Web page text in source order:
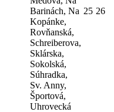
Barinách, Na
Kopánke,
Rovňanská,
Schreiberova,
Sklárska,
Sokolská,
Súhradka,
Sv. Anny,
Športová,
Uhrovecká
25 26